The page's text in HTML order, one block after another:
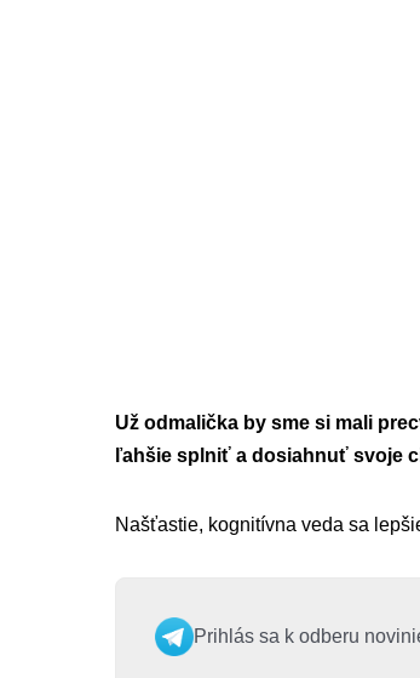
Už odmalička by sme si mali
ľahšie splniť a dosiahnuť svoje
Našťastie, kognitívna veda sa
Prihlás sa k odberu